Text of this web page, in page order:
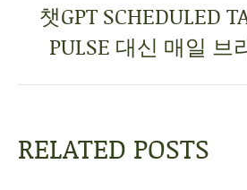
챗GPT SCHEDULED
PULSE 대신 매일 브
RELATED POSTS